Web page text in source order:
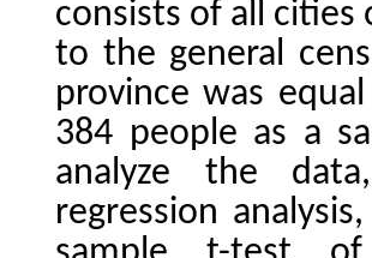
consists of all cities
to the general
province was
384 people as a
analyze the
regression